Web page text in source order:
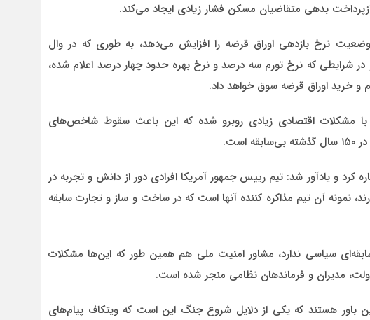
بدهی متقاضیان مسکن فشار زیادی ایجاد می‌کند.
نرخ بازدهی اوراق قرضه را افزایش می‌دهد، به طوری که در وال
رسیده است و در شرایطی که نرخ تورم سه درصد و نرخ بهره حدود چهار درصد اعلام شده،
و خرید اوراق قرضه سوق خواهد داد.
با مشکلات اقتصادی زیادی روبرو شده که این باعث سقوط شاخص‌های
کرد و یادآور شد: تیم رییس جمهور آمریکا افرادی دور از دانش و تجربه در
نمونه آن تیم مذاکره کننده آنها است که در ساخت و ساز و تجارت سابقه
سیاسی ندارد، مشاور امنیت ملی هم همین طور که این‌ها مشکلات
مدیران و فرماندهان نظامی منجر شده است.
باور هستند که یکی از دلایل شروع جنگ این است که ویتکاف پیام‌های